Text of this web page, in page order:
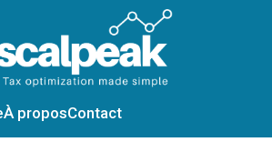
À proposContact